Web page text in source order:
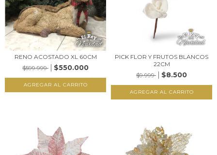
RENO ACOSTADO XL 60CM
$599.999
$550.000
PICK FLOR Y FRUTOS BLANCOS
22CM
$9.999
$8.500